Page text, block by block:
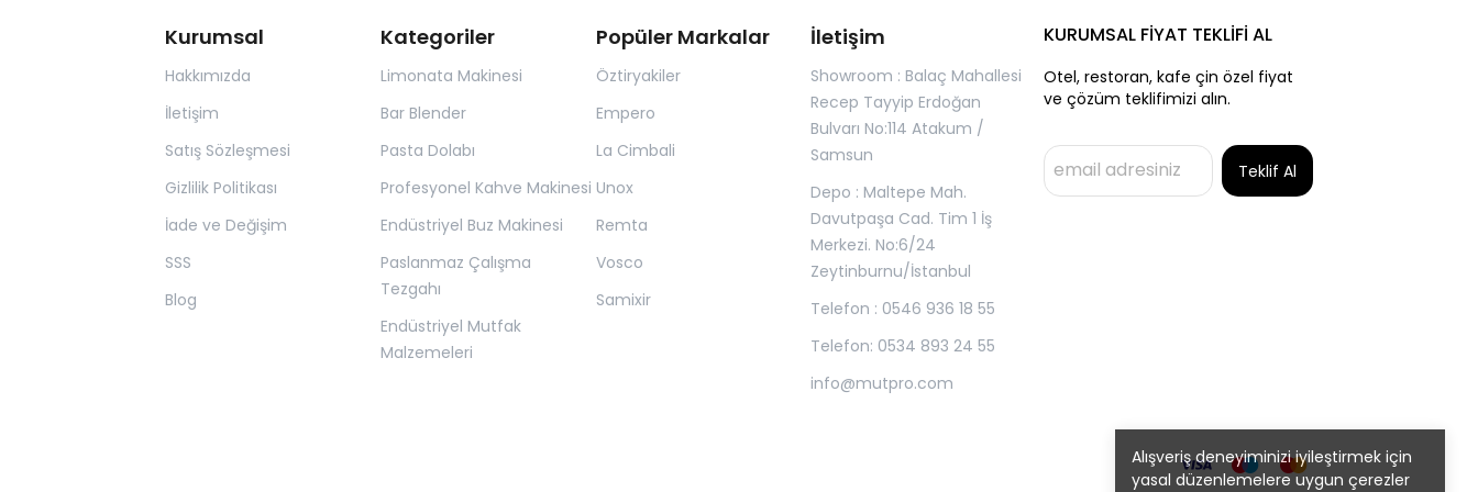
Alışveriş deneyiminizi iyileştirmek için
yasal düzenlemelere uygun çerezler
Kurumsal
Hakkımızda
İletişim
Satış Sözleşmesi
Gizlilik Politikası
İade ve Değişim
SSS
Blog
Kategoriler
Limonata Makinesi
Bar Blender
Pasta Dolabı
Profesyonel Kahve Makinesi
Endüstriyel Buz Makinesi
Paslanmaz Çalışma
Tezgahı
Endüstriyel Mutfak
Malzemeleri
Popüler Markalar
Öztiryakiler
Empero
La Cimbali
Unox
Remta
Vosco
Samixir
İletişim
Showroom : Balaç Mahallesi
Recep Tayyip Erdoğan
Bulvarı No:114 Atakum /
Samsun
Depo : Maltepe Mah.
Davutpaşa Cad. Tim 1 İş
Merkezi. No:6/24
Zeytinburnu/İstanbul
Telefon : 0546 936 18 55
Telefon: 0534 893 24 55
info@mutpro.com
KURUMSAL FİYAT TEKLİFİ AL
Otel, restoran, kafe çin özel fiyat
ve çözüm teklifimizi alın.
Teklif Al